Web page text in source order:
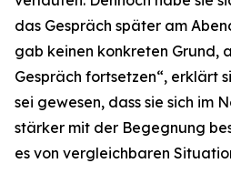
das Gespräch später am
gab keinen konkreten Grund,
Gespräch fortsetzen“, erklärt
sei gewesen, dass sie sich im
stärker mit der Begegnung
es von vergleichbaren